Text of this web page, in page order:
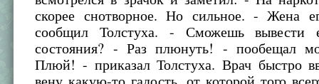
скорее снотворное. Но сильное. - Жена
сообщил Толстуха. - Сможешь вывести
состояния? - Раз плюнуть! - пообещал
Плюй! - приказал Толстуха. Врач быстро